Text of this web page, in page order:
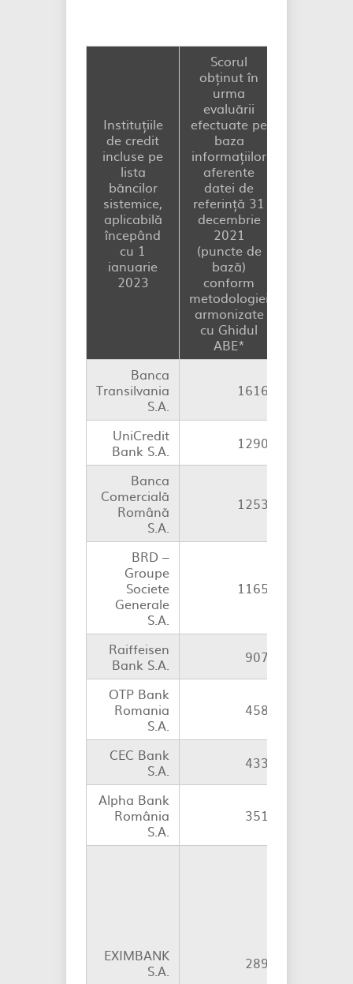
Instituțiile
de credit
incluse pe
lista
băncilor
sistemice,
aplicabilă
începând
cu 1
ianuarie
2023
Scorul
obținut în
urma
evaluării
efectuate pe
baza
informațiilor
aferente
datei de
referință 31
decembrie
2021
(puncte de
bază)
conform
metodologiei
armonizate
cu Ghidul
ABE*
Banca
Transilvania
S.A.
1616
UniCredit
Bank S.A.
1290
Banca
Comercială
Română
S.A.
1253
BRD –
Groupe
Societe
Generale
S.A.
1165
Raiffeisen
Bank S.A.
907
OTP Bank
Romania
S.A.
458
CEC Bank
S.A.
433
Alpha Bank
România
S.A.
351
EXIMBANK
S.A.
289